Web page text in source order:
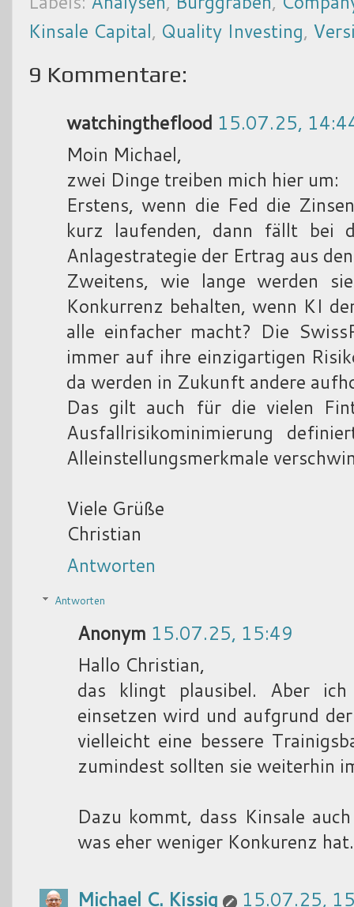
Kinsale Capital, Quality Investing,
9 Kommentare:
watchingtheflood 15.07.25,
Moin Michael,
zwei Dinge treiben mich hier um:
Erstens, wenn die Fed die
kurz laufenden, dann fällt bei
Anlagestrategie der Ertrag aus
Zweitens, wie lange werden
Konkurrenz behalten, wenn KI
alle einfacher macht? Die
immer auf ihre einzigartigen
da werden in Zukunft andere
Das gilt auch für die vielen
Ausfallrisikominimierung
Alleinstellungsmerkmale
Viele Grüße
Christian
Antworten
Antworten
Anonym 15.07.25, 15:49
Hallo Christian,
das klingt plausibel. Aber
einsetzen wird und aufgrund
vielleicht eine bessere
zumindest sollten sie weiterhin
Dazu kommt, dass Kinsale
was eher weniger Konkurenz hat.
Michael C. Kissig
15.07.25,